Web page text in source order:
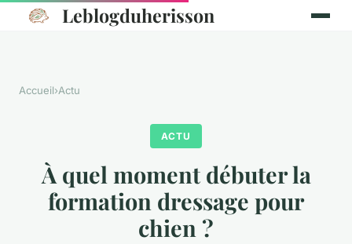
Leblogduherisson
Accueil›Actu
ACTU
À quel moment débuter la
formation dressage pour
chien ?